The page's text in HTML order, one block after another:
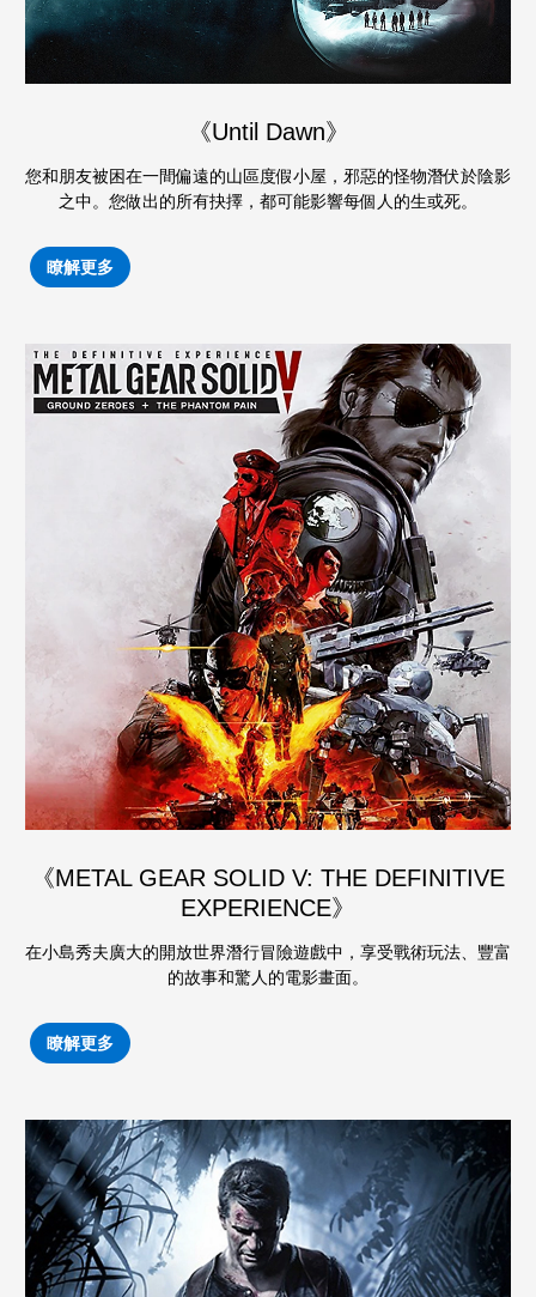
《Until Dawn》
您和朋友被困在一間偏遠的山區度假小屋，邪惡的怪物潛伏於陰影
之中。您做出的所有抉擇，都可能影響每個人的生或死。
瞭解更多
《METAL GEAR SOLID V: THE DEFINITIVE
EXPERIENCE》
在小島秀夫廣大的開放世界潛行冒險遊戲中，享受戰術玩法、豐富
的故事和驚人的電影畫面。
瞭解更多